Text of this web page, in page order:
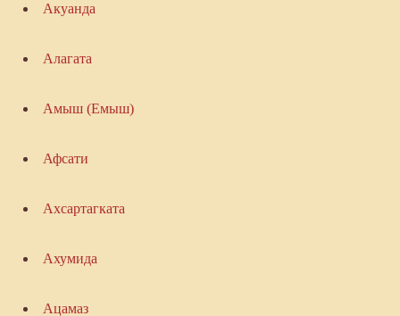
Акуанда
Алагата
Амыш (Емыш)
Афсати
Ахсартагката
Ахумида
Ацамаз